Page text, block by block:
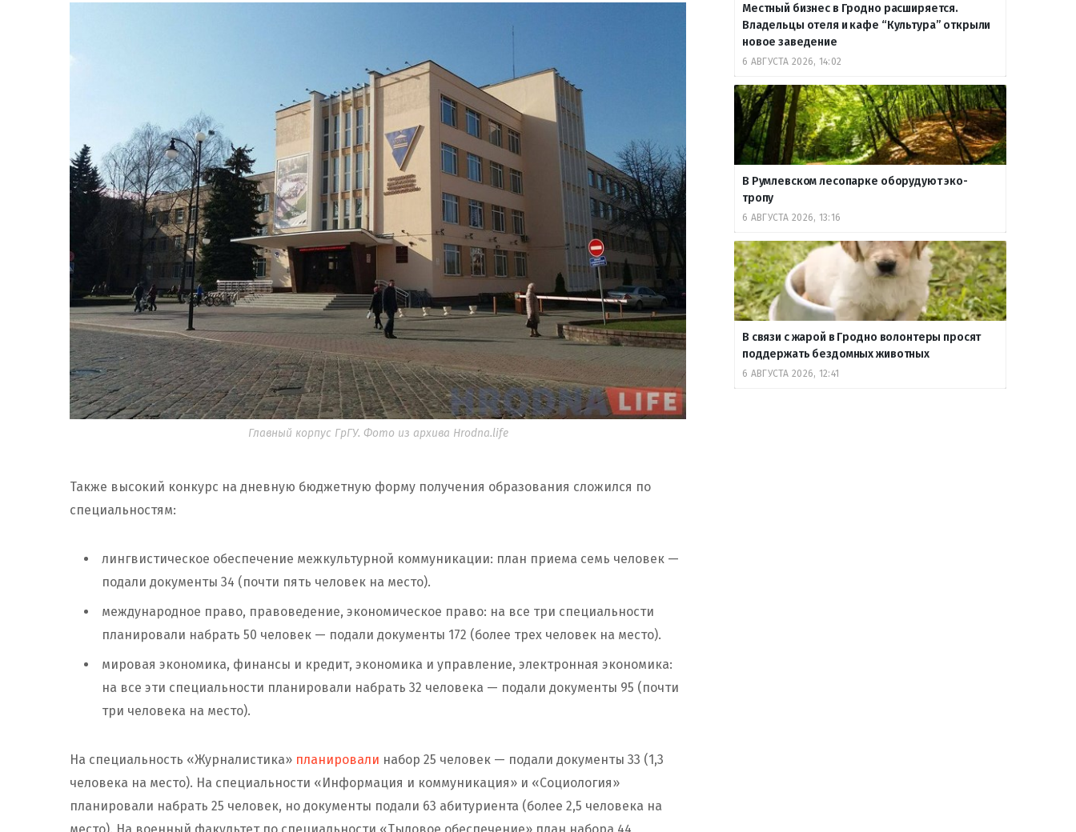
Главный корпус ГрГУ. Фото из архива Hrodna.life
Также высокий конкурс на дневную бюджетную форму получения образования сложился по
специальностям:
лингвистическое обеспечение межкультурной коммуникации: план приема семь человек —
подали документы 34 (почти пять человек на место).
международное право, правоведение, экономическое право: на все три специальности
планировали набрать 50 человек — подали документы 172 (более трех человек на место).
мировая экономика, финансы и кредит, экономика и управление, электронная экономика:
на все эти специальности планировали набрать 32 человека — подали документы 95 (почти
три человека на место).
На специальность «Журналистика» планировали набор 25 человек — подали документы 33 (1,3
человека на место). На специальности «Информация и коммуникация» и «Социология»
планировали набрать 25 человек, но документы подали 63 абитуриента (более 2,5 человека на
Местный бизнес в Гродно расширяется.
Владельцы отеля и кафе “Культура” открыли
новое заведение
6 АВГУСТА 2026, 14:02
В Румлевском лесопарке оборудуют эко-
тропу
6 АВГУСТА 2026, 13:16
В связи с жарой в Гродно волонтеры просят
поддержать бездомных животных
6 АВГУСТА 2026, 12:41